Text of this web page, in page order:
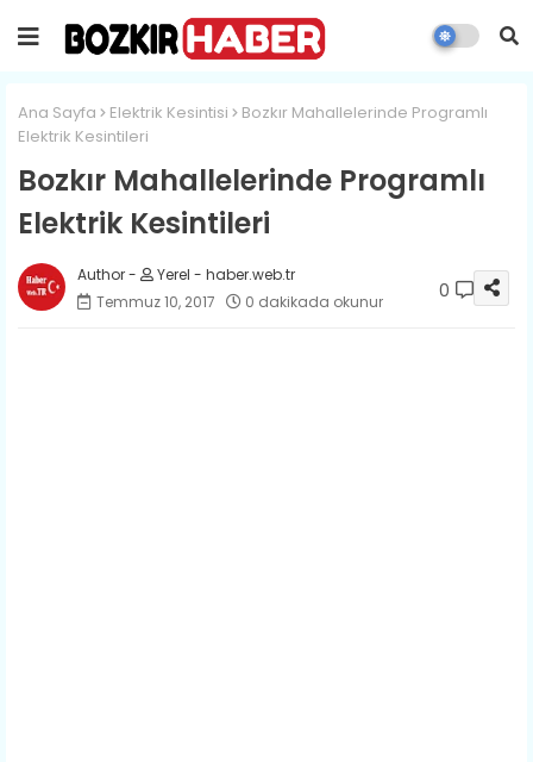
Ana Sayfa Elektrik Kesintisi
Bozkır Mahallelerinde Programlı
Elektrik Kesintileri
Bozkır Mahallelerinde Programlı
Elektrik Kesintileri
Yerel - haber.web.tr
Temmuz 10, 2017
0 dakikada okunur 0